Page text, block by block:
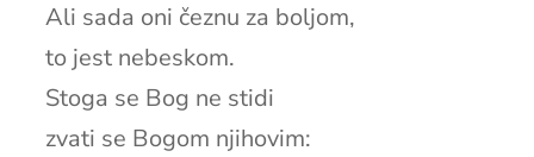
Ali sada oni čeznu za boljom,
to jest nebeskom.
Stoga se Bog ne stidi
zvati se Bogom njihovim: